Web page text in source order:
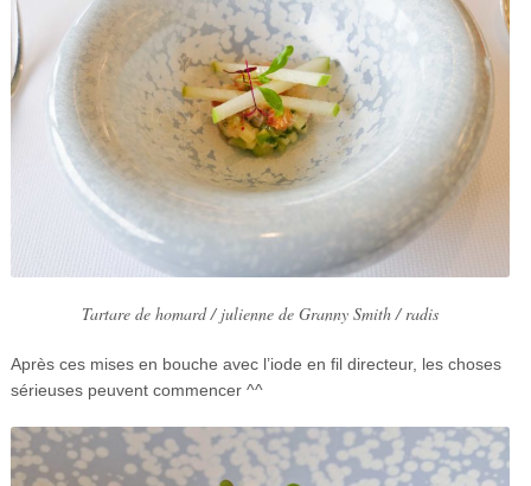
Tartare de homard / julienne de Granny Smith / radis
Après ces mises en bouche avec l’iode en fil directeur, les choses
sérieuses peuvent commencer ^^